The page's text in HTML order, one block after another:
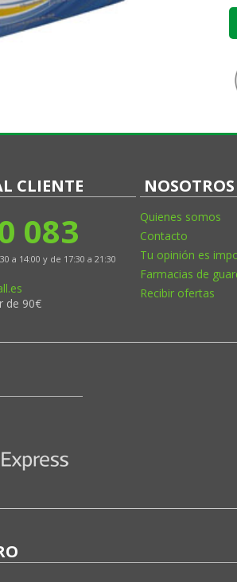
CLIENTE
083
a 14:00 y de 17:30 a 21:30
de 90€
NOSOTROS
Quienes somos
Contacto
Tu opinión es
Farmacias de
Recibir ofertas